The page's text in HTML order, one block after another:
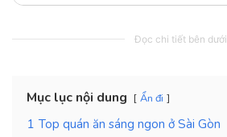
Đọc chi tiết bên dưới
Mục lục nội dung Ẩn đi
1 Top quán ăn sáng ngon ở Sài Gòn